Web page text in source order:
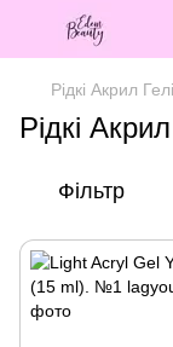
Рідкі Акрил Гелі
Рідкі
Фільтр